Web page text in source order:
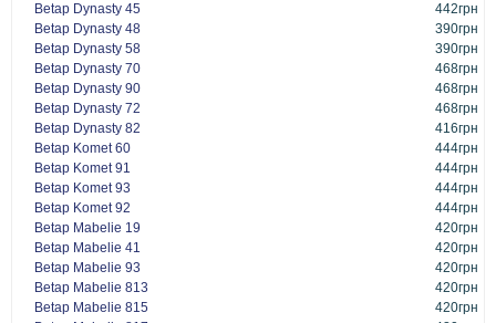
Betap Dynasty 45
442грн
Betap Dynasty 48
390грн
Betap Dynasty 58
390грн
Betap Dynasty 70
468грн
Betap Dynasty 90
468грн
Betap Dynasty 72
468грн
Betap Dynasty 82
416грн
Betap Komet 60
444грн
Betap Komet 91
444грн
Betap Komet 93
444грн
Betap Komet 92
444грн
Betap Mabelie 19
420грн
Betap Mabelie 41
420грн
Betap Mabelie 93
420грн
Betap Mabelie 813
420грн
Betap Mabelie 815
420грн